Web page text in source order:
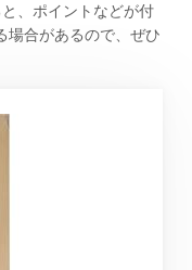
、ポイントなどが付
場合があるので、ぜひ